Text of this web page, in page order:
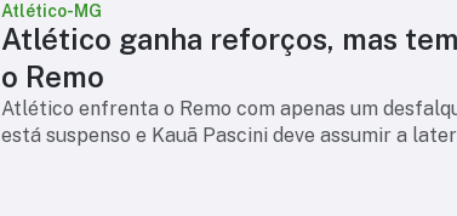
Atlético-MG
Atlético ganha reforços, mas
o Remo
Atlético enfrenta o Remo com apenas um
está suspenso e Kauã Pascini deve assumir a